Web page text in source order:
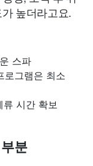
높더라고요.
스파
로그램은 최소
류 시간 확보
분